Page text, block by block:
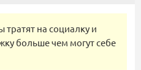
тратят на социалку и
больше чем могут себе